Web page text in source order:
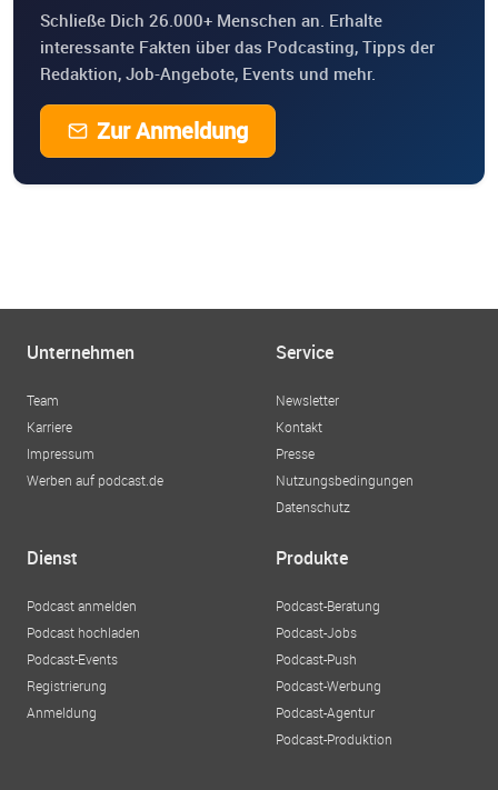
Schließe Dich 26.000+ Menschen an. Erhalte
interessante Fakten über das Podcasting, Tipps der
Redaktion, Job-Angebote, Events und mehr.
Zur Anmeldung
Unternehmen
Team
Karriere
Impressum
Werben auf podcast.de
Service
Newsletter
Kontakt
Presse
Nutzungsbedingungen
Datenschutz
Dienst
Podcast anmelden
Podcast hochladen
Podcast-Events
Registrierung
Anmeldung
Produkte
Podcast-Beratung
Podcast-Jobs
Podcast-Push
Podcast-Werbung
Podcast-Agentur
Podcast-Produktion